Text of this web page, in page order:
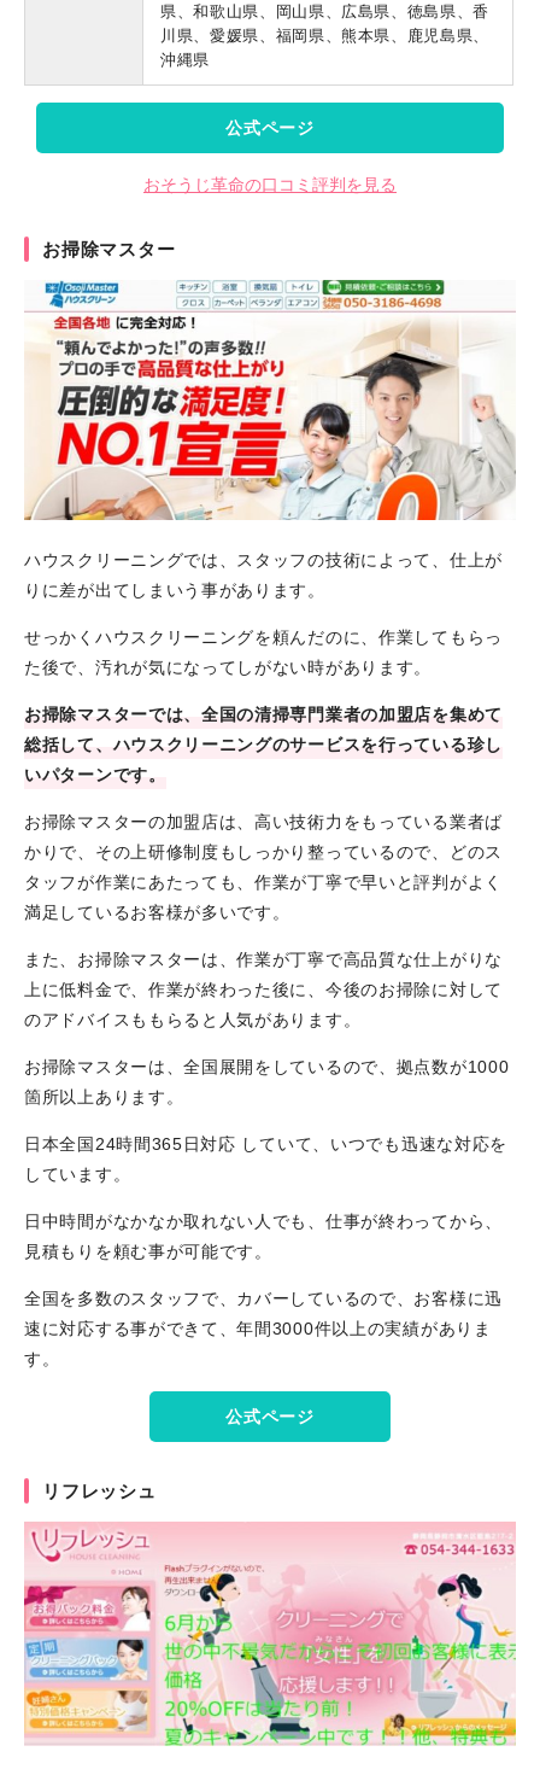
県、和歌山県、岡山県、広島県、徳島県、香
川県、愛媛県、福岡県、熊本県、鹿児島県、
沖縄県
公式ページ
おそうじ革命の口コミ評判を見る
お掃除マスター
ハウスクリーニングでは、スタッフの技術によって、仕上が
りに差が出てしまいう事があります。
せっかくハウスクリーニングを頼んだのに、作業してもらっ
た後で、汚れが気になってしがない時があります。
お掃除マスターでは、全国の清掃専門業者の加盟店を集めて
総括して、ハウスクリーニングのサービスを行っている珍し
いパターンです。
お掃除マスターの加盟店は、高い技術力をもっている業者ば
かりで、その上研修制度もしっかり整っているので、どのス
タッフが作業にあたっても、作業が丁寧で早いと評判がよく
満足しているお客様が多いです。
また、お掃除マスターは、作業が丁寧で高品質な仕上がりな
上に低料金で、作業が終わった後に、今後のお掃除に対して
のアドバイスももらると人気があります。
お掃除マスターは、全国展開をしているので、拠点数が1000
箇所以上あります。
日本全国24時間365日対応 していて、いつでも迅速な対応を
しています。
日中時間がなかなか取れない人でも、仕事が終わってから、
見積もりを頼む事が可能です。
全国を多数のスタッフで、カバーしているので、お客様に迅
速に対応する事ができて、年間3000件以上の実績がありま
す。
公式ページ
リフレッシュ